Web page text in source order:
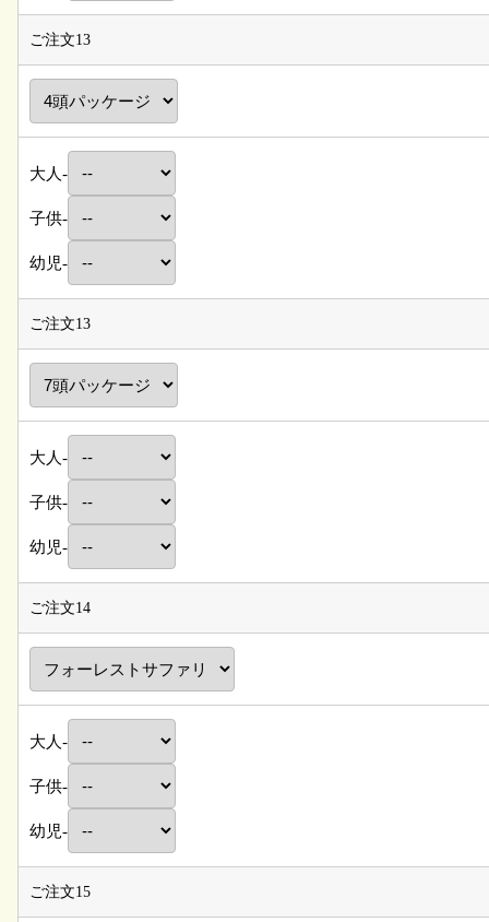
ご注文13
大人-
子供-
幼児-
ご注文13
大人-
子供-
幼児-
ご注文14
大人-
子供-
幼児-
ご注文15